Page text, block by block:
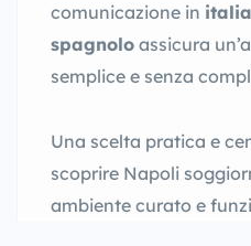
comunicazione in
spagnolo assicura
semplice e senza
Una scelta pratica e
scoprire Napoli
ambiente curato e